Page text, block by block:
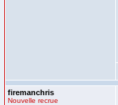
firemanchris
Nouvelle recrue